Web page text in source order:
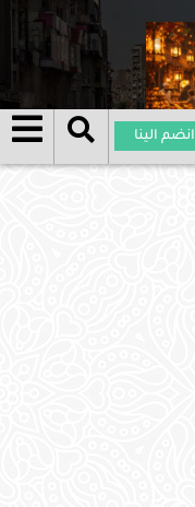
انضم الينا